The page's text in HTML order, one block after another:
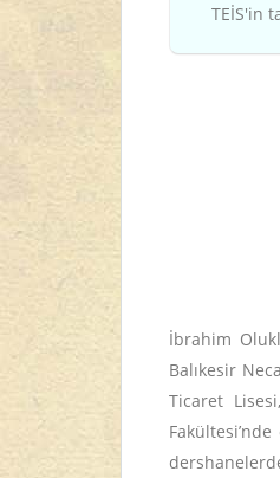
TEİS'in
İbrahim
Balıkesir
Ticaret